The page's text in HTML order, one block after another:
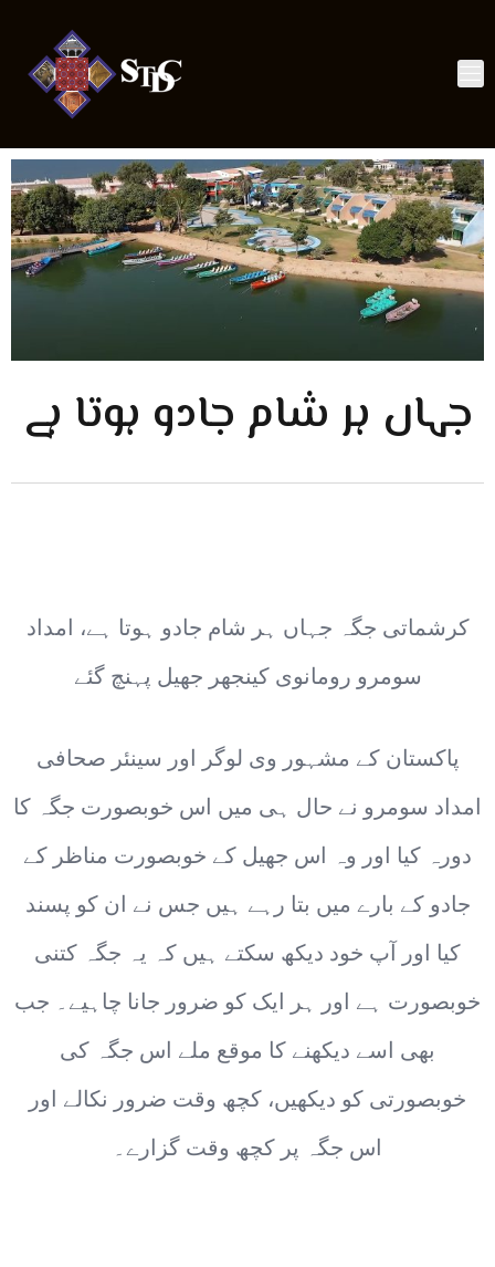
جہاں ہر شام جادو ہوتا ہے
کرشماتی جگہ جہاں ہر شام جادو ہوتا ہے، امداد
سومرو رومانوی کینجھر جھیل پہنچ گئے
پاکستان کے مشہور وی لوگر اور سینئر صحافی
امداد سومرو نے حال ہی میں اس خوبصورت جگہ کا
دورہ کیا اور وہ اس جھیل کے خوبصورت مناظر کے
جادو کے بارے میں بتا رہے ہیں جس نے ان کو پسند
کیا اور آپ خود دیکھ سکتے ہیں کہ یہ جگہ کتنی
خوبصورت ہے اور ہر ایک کو ضرور جانا چاہیے۔ جب
بھی اسے دیکھنے کا موقع ملے اس جگہ کی
خوبصورتی کو دیکھیں، کچھ وقت ضرور نکالے اور
اس جگہ پر کچھ وقت گزارے۔